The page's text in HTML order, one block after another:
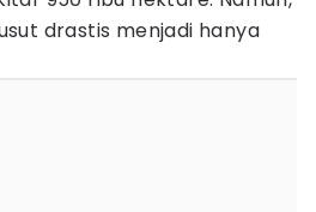
drastis menjadi hanya